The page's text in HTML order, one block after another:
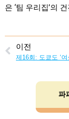
은 ‘팀 우리집’의
이전
파